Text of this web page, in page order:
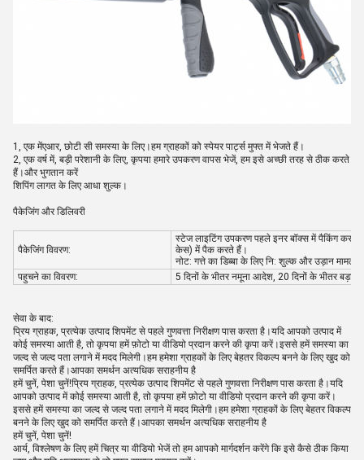
1, एक मेंएआर, छोटी सी समस्या के लिए।हम ग्राहकों को स्पेयर पार्ट्स मुफ्त में भेजते हैं।
2, एक वर्ष में, बड़ी परेशानी के लिए, कृपया हमारे उपकरण वापस भेजें, हम इसे अच्छी तरह से ठीक करते
हैं।और भुगतान करें
शिपिंग लागत के लिए आधा शुल्क।
पैकेजिंग और डिलिवरी
पैकेजिंग विवरण:
स्टेज लाइटिंग उपकरण पहले इनर बॉक्स में पैकिंग करते
केस) में पैक करते हैं।
नोट: गत्ते का डिब्बा के लिए नि: शुल्क और उड़ान मामले
पहुचने का विवरण:
5 दिनों के भीतर नमूना आदेश, 20 दिनों के भीतर बड़ा
सेवा के बाद:
प्रिय ग्राहक, प्रत्येक उत्पाद शिपमेंट से पहले गुणवत्ता निरीक्षण पास करता है।यदि आपको उत्पाद में
कोई समस्या आती है, तो कृपया हमें फ़ोटो या वीडियो प्रदान करने की कृपा करें।इससे हमें समस्या का
जल्द से जल्द पता लगाने में मदद मिलेगी।हम हमेशा ग्राहकों के लिए बेहतर विकल्प बनने के लिए खुद को
समर्पित करते हैं।आपका समर्थन अत्यधिक सराहनीय है
हमें चुनें, पेशा चुनें!प्रिय ग्राहक, प्रत्येक उत्पाद शिपमेंट से पहले गुणवत्ता निरीक्षण पास करता है।यदि
आपको उत्पाद में कोई समस्या आती है, तो कृपया हमें फ़ोटो या वीडियो प्रदान करने की कृपा करें।
इससे हमें समस्या का जल्द से जल्द पता लगाने में मदद मिलेगी।हम हमेशा ग्राहकों के लिए बेहतर विकल्प
बनने के लिए खुद को समर्पित करते हैं।आपका समर्थन अत्यधिक सराहनीय है
हमें चुनें, पेशा चुनें!
आर्य, विश्लेषण के लिए हमें चित्र या वीडियो भेजें तो हम आपको मार्गदर्शन करेंगे कि इसे कैसे ठीक किया